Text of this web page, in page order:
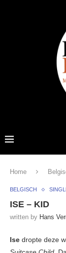
Home
BELGISCH
ISE – KID
written by Hans
Ise dropte deze